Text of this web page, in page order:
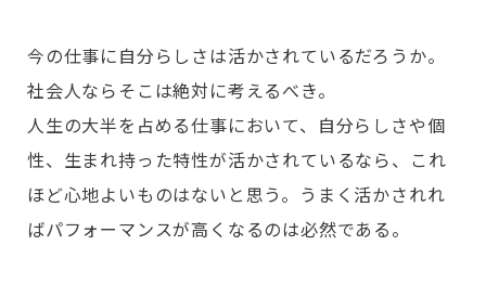
今の仕事に自分らしさは活かされているだろうか。
社会人ならそこは絶対に考えるべき。
人生の大半を占める仕事において、自分らしさや個
性、生まれ持った特性が活かされているなら、これ
ほど心地よいものはないと思う。うまく活かされれ
ばパフォーマンスが高くなるのは必然である。